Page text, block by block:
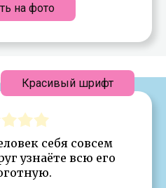
на фото
себя совсем
узнаёте всю его
Красивый шрифт